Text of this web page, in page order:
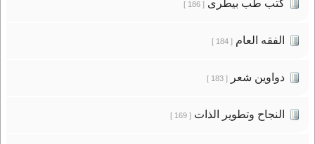
كتب طب بيطرى[ 186 ]
الفقه العام[ 184 ]
دواوين شعر[ 183 ]
النجاح وتطوير الذات[ 169 ]